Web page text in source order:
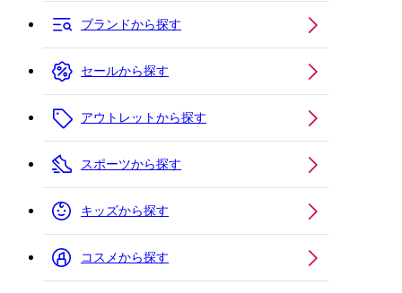
ブランドから探す
セールから探す
アウトレットから探す
スポーツから探す
キッズから探す
コスメから探す